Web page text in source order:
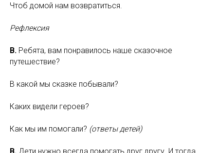
Чтоб домой нам возвратиться.
Рефлексия
В. Ребята, вам понравилось наше сказочное
путешествие?
В какой мы сказке побывали?
Каких видели героев?
Как мы им помогали? (ответы детей)